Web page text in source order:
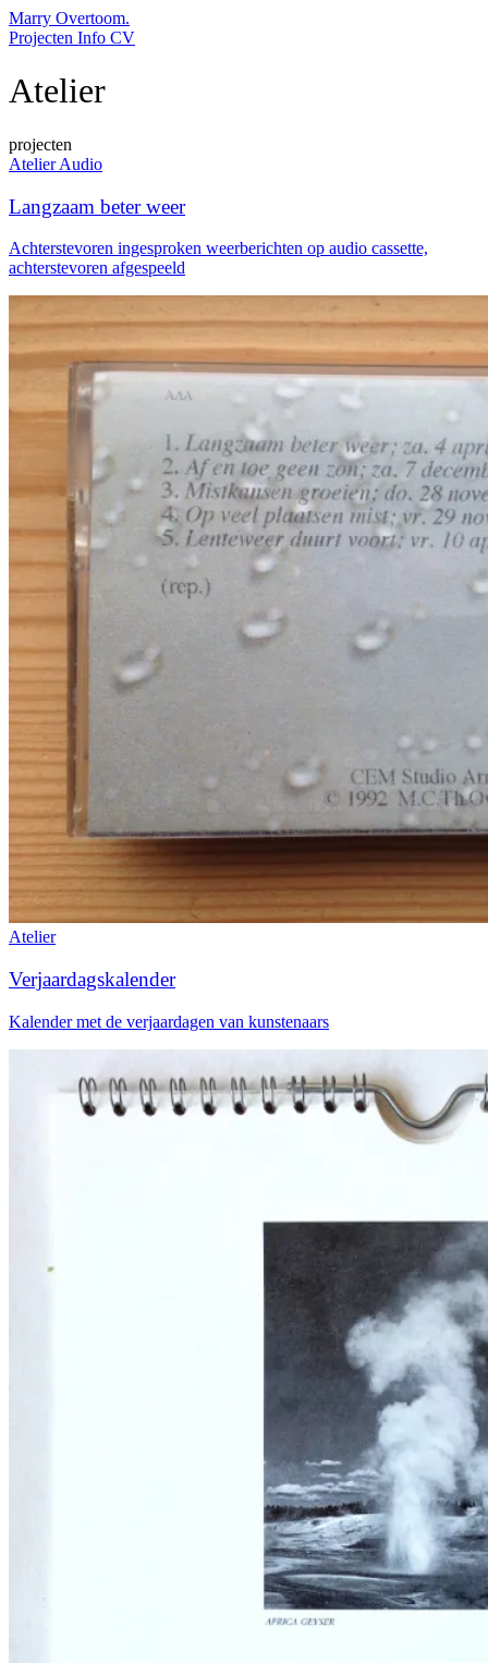
Marry Overtoom.
Projecten Info CV
Atelier
projecten
AtelierAudio
Langzaam beter weer
Achterstevoren ingesproken weerberichten op audio cassette,
achterstevoren afgespeeld
Atelier
Verjaardagskalender
Kalender met de verjaardagen van kunstenaars